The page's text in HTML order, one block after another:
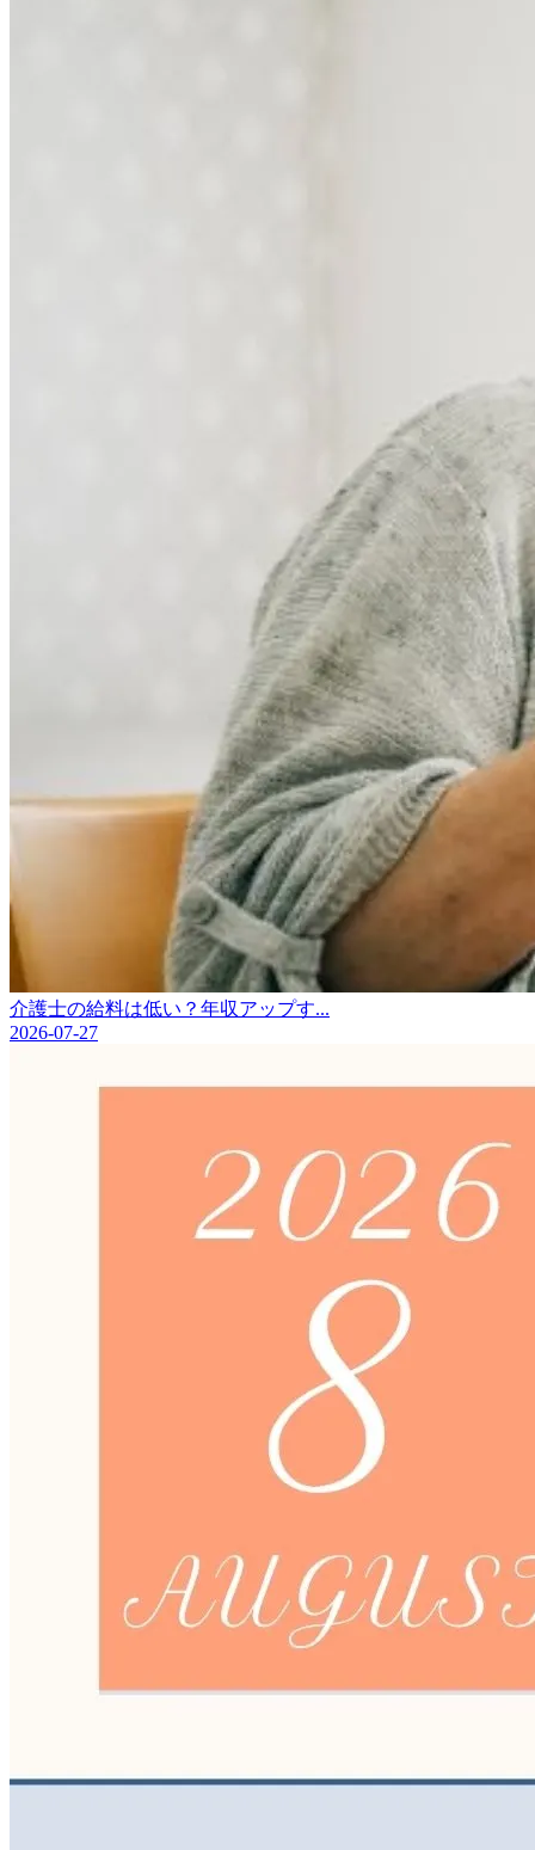
介護士の給料は低い？年収アップす...
2026-07-27